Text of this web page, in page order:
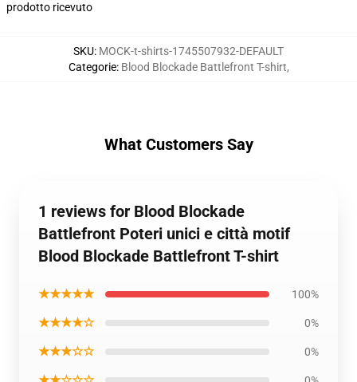
prodotto ricevuto
SKU: MOCK-t-shirts-1745507932-DEFAULT
Categorie: Blood Blockade Battlefront T-shirt,
What Customers Say
1 reviews for Blood Blockade
Battlefront Poteri unici e città motif
Blood Blockade Battlefront T-shirt
★★★★★ 100%
★★★★☆ 0%
★★★☆☆ 0%